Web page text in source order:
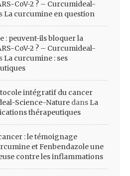
CoV-2 ? – Curcumideal-
La curcumine en question
: peuvent-ils bloquer la
CoV-2 ? – Curcumideal-
La curcumine : ses
intégratif du cancer
Science-Nature dans La
thérapeutiques
: le témoignage
et Fenbendazole une
contre les inflammations